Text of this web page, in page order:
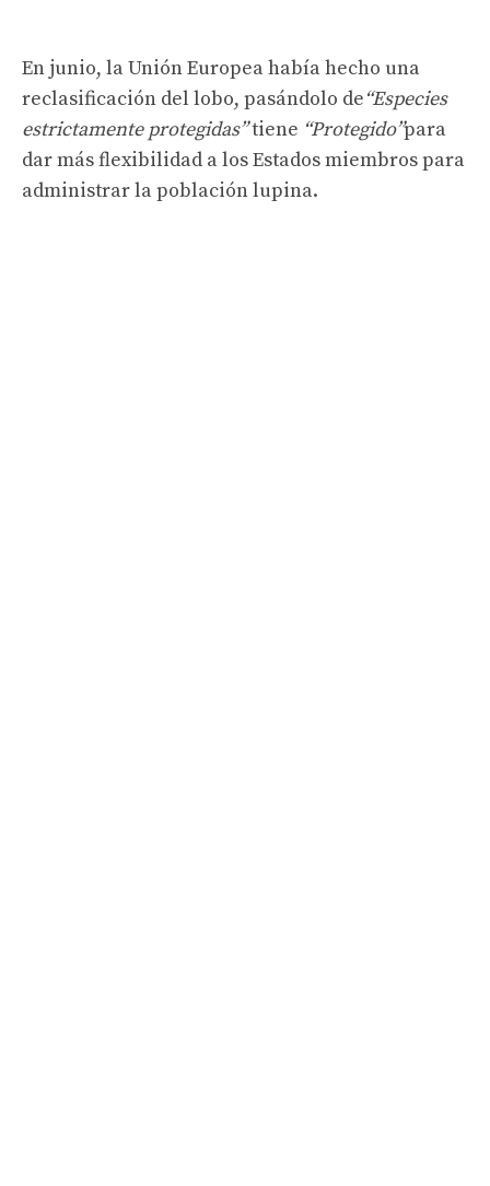
En junio, la Unión Europea había hecho una
reclasificación del lobo, pasándolo de“Especies
estrictamente protegidas”tiene “Protegido”para
dar más flexibilidad a los Estados miembros para
administrar la población lupina.